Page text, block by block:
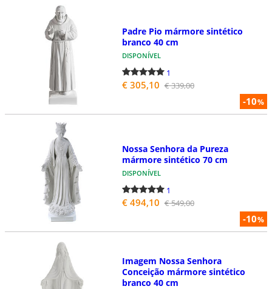
-10%
Padre Pio mármore sintético
branco 40 cm
DISPONÍVEL
1
€ 305,10 € 339,00
-10%
Nossa Senhora da Pureza
mármore sintético 70 cm
DISPONÍVEL
1
€ 494,10 € 549,00
Imagem Nossa Senhora
Conceição mármore sintético
branco 40 cm